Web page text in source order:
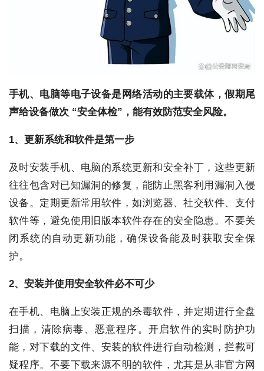
手机、电脑等电子设备是网络活动的主要载体，假期尾
声给设备做次 “安全体检”，能有效防范安全风险。
1、 更新系统和软件是第一步
及时安装手机、电脑的系统更新和安全补丁，这些更新
往往包含对已知漏洞的修复，能防止黑客利用漏洞入侵
设备。定期更新常用软件，如浏览器、社交软件、支付
软件等，避免使用旧版本软件存在的安全隐患。不要关
闭系统的自动更新功能，确保设备能及时获取安全保
护。
2、 安装并使用安全软件必不可少
在手机、电脑上安装正规的杀毒软件，并定期进行全盘
扫描，清除病毒、恶意程序。开启软件的实时防护功
能，对下载的文件、安装的软件进行自动检测，拦截可
疑程序。不要下载来源不明的软件，尤其是从非官方网